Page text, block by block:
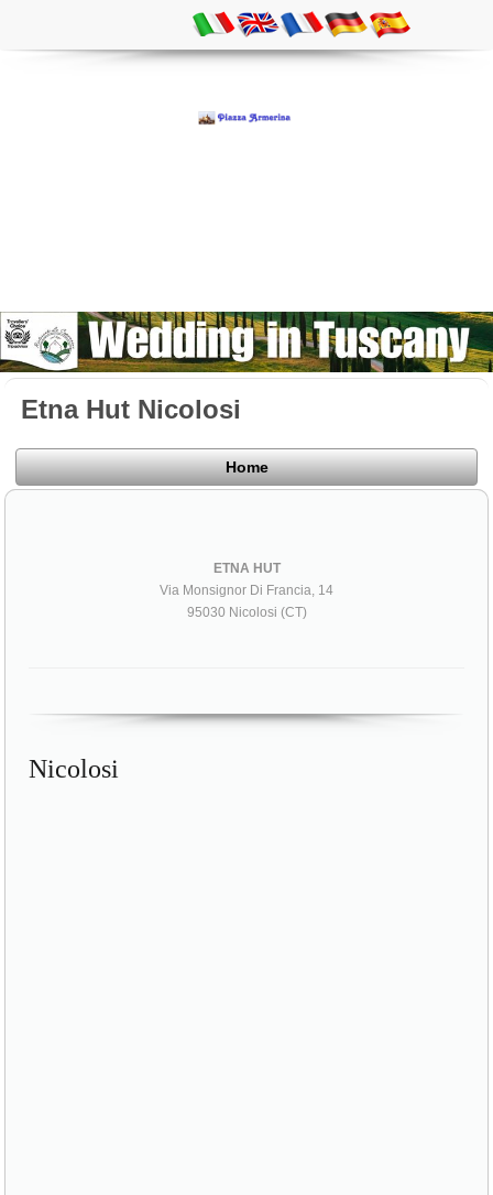
Etna Hut Nicolosi
Home
ETNA HUT
Via Monsignor Di Francia, 14
95030 Nicolosi (CT)
Nicolosi